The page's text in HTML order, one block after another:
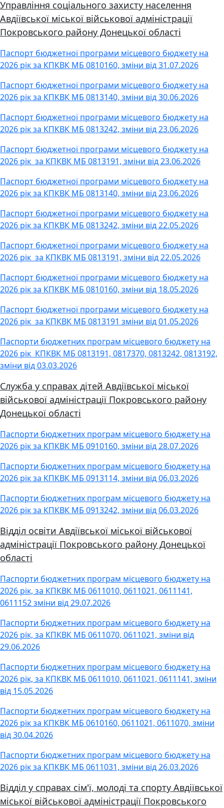
Управління соціального захисту населення
Авдіївської міської військової адміністрації
Покровського району Донецької області
Паспорт бюджетної програми місцевого бюджету на
2026 рік за КПКВК МБ 0810160, зміни від 31.07.2026
Паспорт бюджетної програми місцевого бюджету на
2026 рік за КПКВК МБ 0813140, зміни від 30.06.2026
Паспорт бюджетної програми місцевого бюджету на
2026 рік за КПКВК МБ 0813242, зміни від 23.06.2026
Паспорт бюджетної програми місцевого бюджету на
2026 рік за КПКВК МБ 0813191, зміни від 23.06.2026
Паспорт бюджетної програми місцевого бюджету на
2026 рік за КПКВК МБ 0813140, зміни від 23.06.2026
Паспорт бюджетної програми місцевого бюджету на
2026 рік за КПКВК МБ 0813242, зміни від 22.05.2026
Паспорт бюджетної програми місцевого бюджету на
2026 рік за КПКВК МБ 0813191, зміни від 22.05.2026
Паспорт бюджетної програми місцевого бюджету на
2026 рік за КПКВК МБ 0810160, зміни від 18.05.2026
Паспорт бюджетної програми місцевого бюджету на
2026 рік за КПКВК МБ 0813191 зміни від 01.05.2026
Паспорти бюджетних програм місцевого бюджету на
2026 рік КПКВК МБ 0813191, 0817370, 0813242, 0813192,
зміни від 03.03.2026
Служба у справах дітей Авдіївської міської
військової адміністрації Покровського району
Донецької області
Паспорти бюджетних програм місцевого бюджету на
2026 рік за КПКВК МБ 0910160, зміни від 28.07.2026
Паспорти бюджетних програм місцевого бюджету на
2026 рік за КПКВК МБ 0913114, зміни від 06.03.2026
Паспорти бюджетних програм місцевого бюджету на
2026 рік за КПКВК МБ 0913242, зміни від 06.03.2026
Відділ освіти Авдіївської міської військової
адміністрації Покровського району Донецької
області
Паспорти бюджетних програм місцевого бюджету на
2026 рік, за КПКВК МБ 0611010, 0611021, 0611141,
0611152 зміни від 29.07.2026
Паспорти бюджетних програм місцевого бюджету на
2026 рік, за КПКВК МБ 0611070, 0611021, зміни від
29.06.2026
Паспорти бюджетних програм місцевого бюджету на
2026 рік, за КПКВК МБ 0611010, 0611021, 0611141, зміни
від 15.05.2026
Паспорти бюджетних програм місцевого бюджету на
2026 рік за КПКВК МБ 0610160, 0611021, 0611070, зміни
від 30.04.2026
Паспорти бюджетних програм місцевого бюджету на
2026 рік за КПКВК МБ 0611031, зміни від 26.03.2026
Відділ у справах сім'ї, молоді та спорту Авдіївської
міської військової адміністрації Покровського